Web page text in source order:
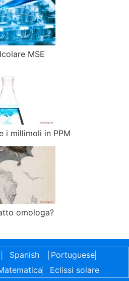
MSE
i millimoli in PPM
omologa?
Spanish Portuguese|
| Eclissi solare